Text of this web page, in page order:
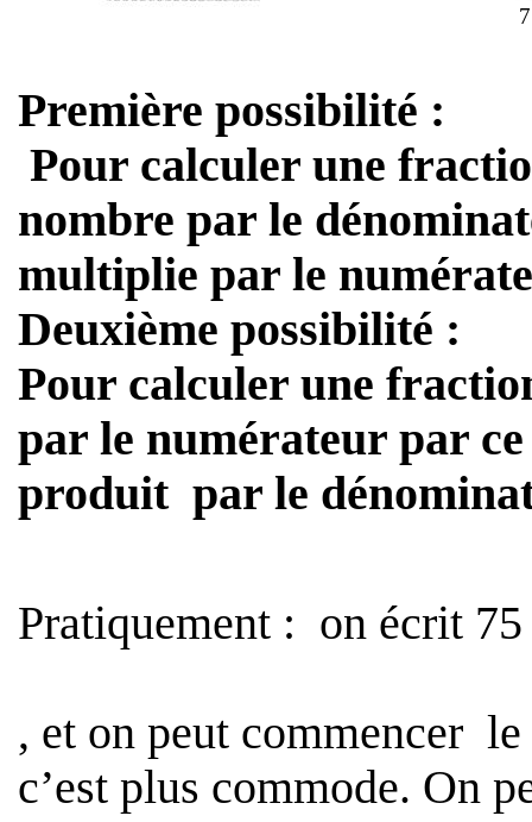
Première possibilité :
Pour calculer une
nombre par le
multiplie par le
Deuxième possibilité :
Pour calculer une
par le numérateur par
produit par le
Pratiquement : on écrit
, et on peut commencer le
c’est plus commode. On